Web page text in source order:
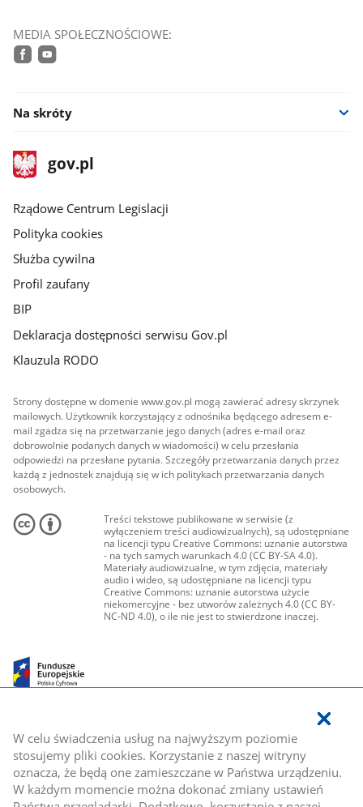
W celu świadczenia usług na najwyższym poziomie
stosujemy pliki cookies. Korzystanie z naszej witryny
oznacza, że będą one zamieszczane w Państwa urządzeniu.
W każdym momencie można dokonać zmiany ustawień
MEDIA SPOŁECZNOŚCIOWE:
Na skróty
stopka
gov.plStrona
gov.pl
Rządowe Centrum Legislacji
Polityka cookies
Służba cywilna
Profil zaufany
BIP
Deklaracja dostępności serwisu Gov.pl
Klauzula RODO
Strony dostępne w domenie www.gov.pl mogą zawierać adresy skrzynek
mailowych. Użytkownik korzystający z odnośnika będącego adresem e-
mail zgadza się na przetwarzanie jego danych (adres e-mail oraz
dobrowolnie podanych danych w wiadomości) w celu przesłania
odpowiedzi na przesłane pytania. Szczegóły przetwarzania danych przez
każdą z jednostek znajdują się w ich politykach przetwarzania danych
osobowych.
Treści tekstowe publikowane w serwisie (z
wyłączeniem treści audiowizualnych), są udostępniane
na licencji typu Creative Commons: uznanie autorstwa
- na tych samych warunkach 4.0 (CC BY-SA 4.0).
Materiały audiowizualne, w tym zdjęcia, materiały
audio i wideo, są udostępniane na licencji typu
Creative Commons: uznanie autorstwa użycie
niekomercyjne - bez utworów zależnych 4.0 (CC BY-
NC-ND 4.0), o ile nie jest to stwierdzone inaczej.